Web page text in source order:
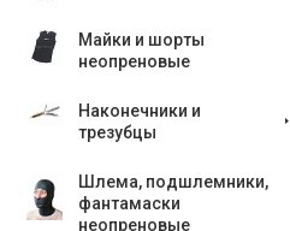
Майки и шорты
неопреновые
Наконечники и
трезубцы
Шлема, подшлемники,
фантамаски
неопреновые